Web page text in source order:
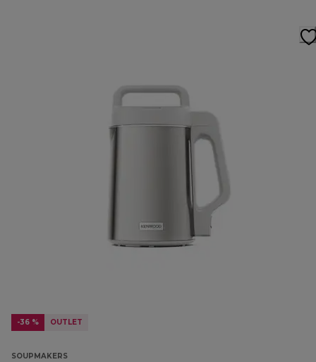
-36 % OUTLET
SOUPMAKERS